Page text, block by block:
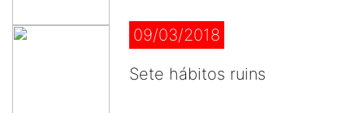
09/03/2018
Sete hábitos ruins